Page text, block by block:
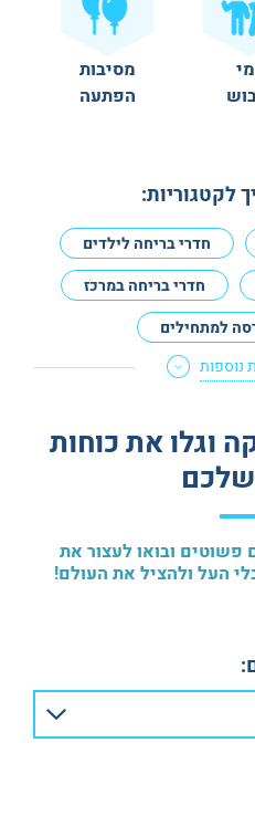
מסיבות
הפתעה
לקטגוריות:
חדרי בריחה לילדים
חדרי בריחה במרכז
למתחילים
חדרי בריחה למנוסים
חדרי בריחה טכנולוגיים
נוספות
וגלו את כוחות
ב-3 צעדים פשוטים ובואו לעצור את
העל ולהציל את העולם!